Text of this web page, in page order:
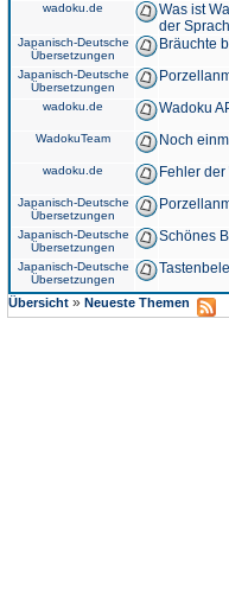
wadoku.de
Was ist
der
Japanisch-Deutsche
Übersetzungen
Bräuchte
Japanisch-Deutsche
Übersetzungen
wadoku.de Wadoku
WadokuTeam Noch
wadoku.de Fehler
Japanisch-Deutsche
Übersetzungen
Japanisch-Deutsche
Übersetzungen
Schönes
Japanisch-Deutsche
Übersetzungen
Übersicht » Neueste Themen